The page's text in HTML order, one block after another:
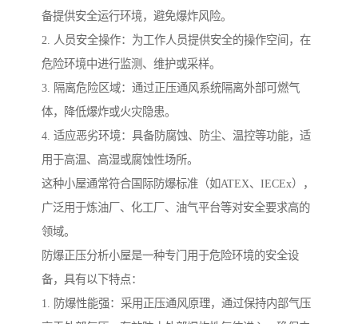
备提供安全运行环境，避免爆炸风险。
2. 人员安全操作：为工作人员提供安全的操作空间，在
危险环境中进行监测、维护或采样。
3. 隔离危险区域：通过正压通风系统隔离外部可燃气
体，降低爆炸或火灾隐患。
4. 适应恶劣环境：具备防腐蚀、防尘、温控等功能，适
用于高温、高湿或腐蚀性场所。
这种小屋通常符合国际防爆标准（如ATEX、IECEx），
广泛用于炼油厂、化工厂、油气平台等对安全要求高的
领域。
防爆正压分析小屋是一种专门用于危险环境的安全设
备，具有以下特点：
1. 防爆性能强：采用正压通风原理，通过保持内部气压